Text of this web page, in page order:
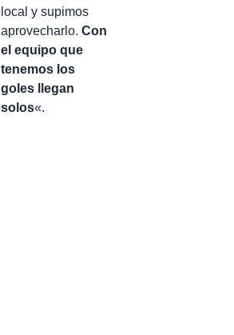
local y supimos
aprovecharlo. Con
el equipo que
tenemos los
goles llegan
solos«.